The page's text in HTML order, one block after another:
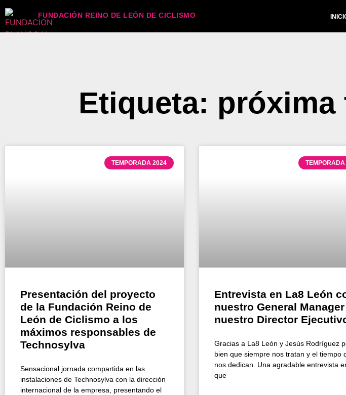
FUNDACIÓN REINO DE LEÓN DE CICLISMO
Etiqueta: próxima
TEMPORADA 2024
Presentación del proyecto
de la Fundación Reino de
León de Ciclismo a los
máximos responsables de
Technosylva
Sensacional jornada compartida en las
instalaciones de Technosylva con la dirección
internacional de la empresa, presentando el
Entrevista en La8 León
nuestro General
nuestro Director
Gracias a La8 León y Jesús Rodríguez
bien que siempre nos tratan y el tiempo
nos dedican. Una agradable entrevista
que